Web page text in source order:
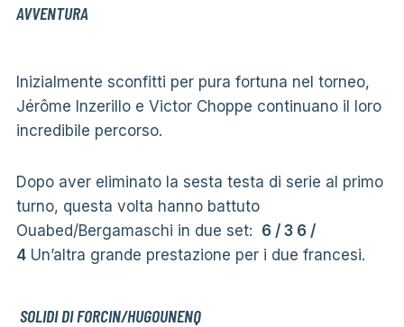
AVVENTURA
Inizialmente sconfitti per pura fortuna nel torneo,
Jérôme Inzerillo e Victor Choppe continuano il loro
incredibile percorso.
Dopo aver eliminato la sesta testa di serie al primo
turno, questa volta hanno battuto
Ouabed/Bergamaschi in due set: 6 / 3 6 /
4Un’altra grande prestazione per i due francesi.
SOLIDI DI FORCIN/HUGOUNENQ